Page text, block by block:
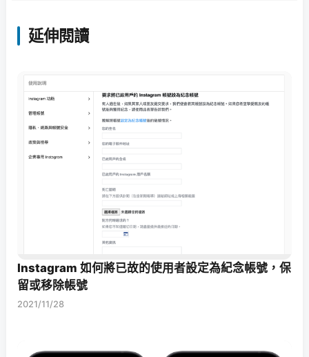
延伸閱讀
Instagram 如何將已故的使用者設定為紀念帳號，保
留或移除帳號
2021/11/28